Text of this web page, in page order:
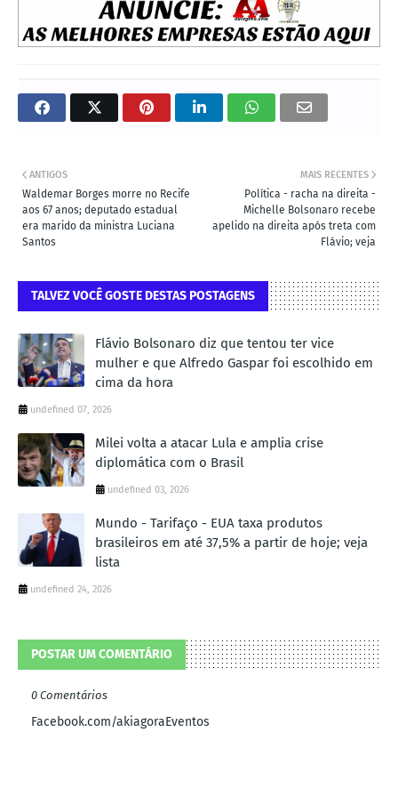
MAIS RECENTES
Política - racha na direita -
Michelle Bolsonaro recebe
apelido na direita após treta com
Flávio; veja
ANTIGOS
Waldemar Borges morre no Recife
aos 67 anos; deputado estadual
era marido da ministra Luciana
Santos
TALVEZ VOCÊ GOSTE DESTAS POSTAGENS
Flávio Bolsonaro diz que tentou ter vice
mulher e que Alfredo Gaspar foi escolhido em
cima da hora
undefined 07, 2026
Milei volta a atacar Lula e amplia crise
diplomática com o Brasil
undefined 03, 2026
Mundo - Tarifaço - EUA taxa produtos
brasileiros em até 37,5% a partir de hoje; veja
lista
undefined 24, 2026
POSTAR UM COMENTÁRIO
0 Comentários
Facebook.com/akiagoraEventos